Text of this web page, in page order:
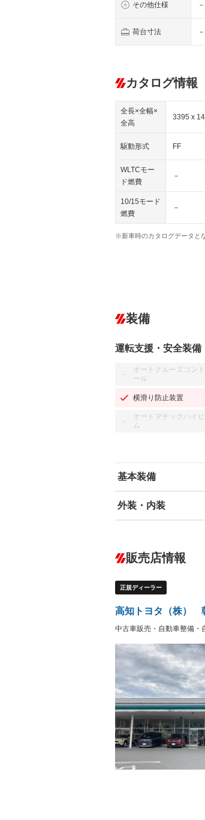
その他仕様 －
荷台寸法 －
カタログ情報
全長×全幅×
全高
3395 x
駆動形式 FF
WLTCモー
ド燃費
－
10/15モード
燃費
－
※新車時のカタログデータと
装備
運転支援・安全装備
－
オートクルーズコン
ール
横滑り防止装置
－
オートマチックハイ
ム
基本装備
エアバッグ：運転席/助
－ ダウンヒルアシストコ
－ Bluetooth接続
－ レンタカーアップ
外装・内装
オーディオ：CDまた
プレイヤー接続可
－
ヘッドライトウォッシ
ー
LEDヘッドランプ
ETC
ランフラットタイヤ
フルフラットシート
－ シートヒーター
－ フロントカメラ
－ ルーフレール
販売店情報
正規ディーラー
高知トヨタ（株）
中古車販売・自動車整備・